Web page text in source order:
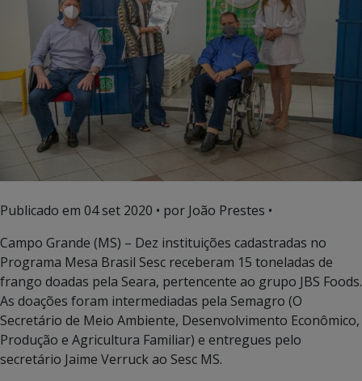
Publicado em 04 set 2020 • por João Prestes •
Campo Grande (MS) – Dez instituições cadastradas no
Programa Mesa Brasil Sesc receberam 15 toneladas de
frango doadas pela Seara, pertencente ao grupo JBS Foods.
As doações foram intermediadas pela Semagro (O
Secretário de Meio Ambiente, Desenvolvimento Econômico,
Produção e Agricultura Familiar) e entregues pelo
secretário Jaime Verruck ao Sesc MS.